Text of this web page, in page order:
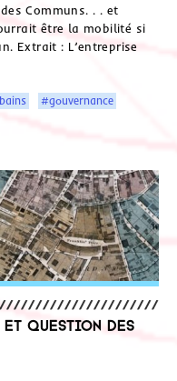
Communs. . . et
être la mobilité si
Extrait : L’entreprise
#gouvernance
et question des